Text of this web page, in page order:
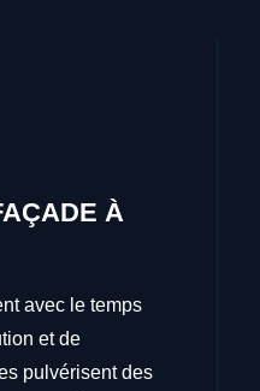
À
avec le temps
et de
pulvérisent des